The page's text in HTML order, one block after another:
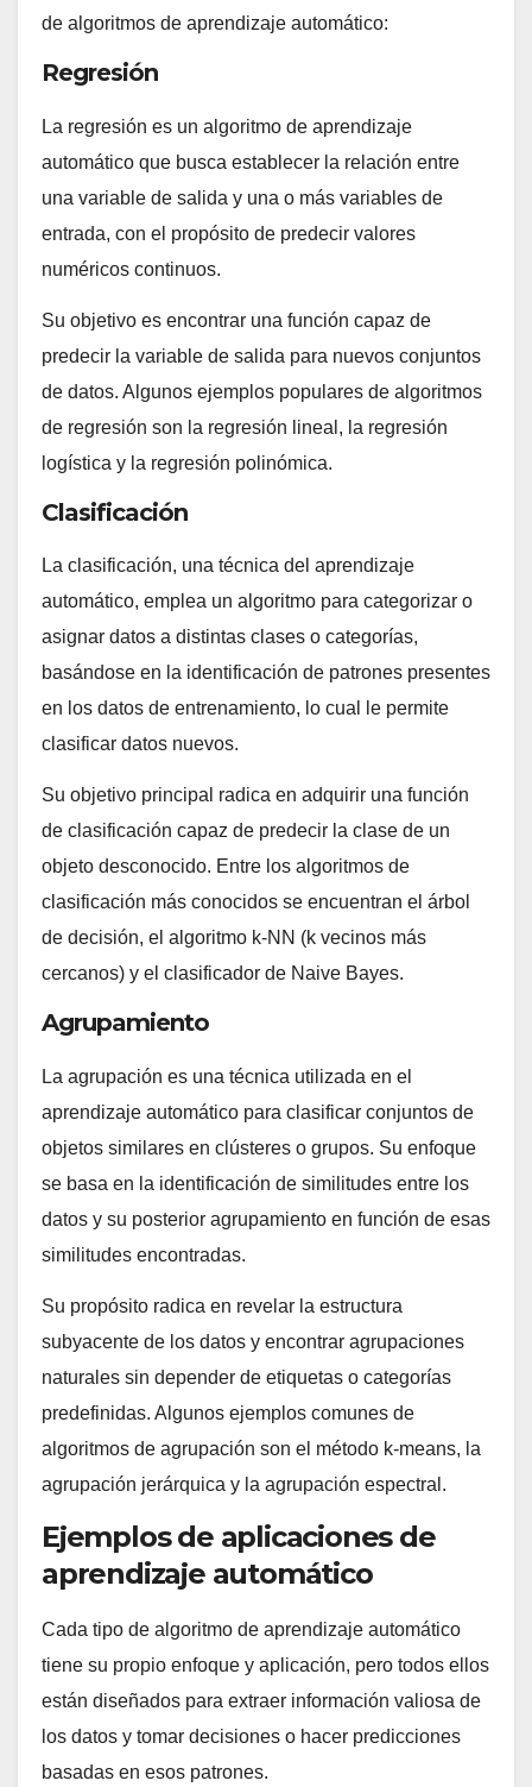
de algoritmos de aprendizaje automático:
Regresión
La regresión es un algoritmo de aprendizaje
automático que busca establecer la relación entre
una variable de salida y una o más variables de
entrada, con el propósito de predecir valores
numéricos continuos.
Su objetivo es encontrar una función capaz de
predecir la variable de salida para nuevos conjuntos
de datos. Algunos ejemplos populares de algoritmos
de regresión son la regresión lineal, la regresión
logística y la regresión polinómica.
Clasificación
La clasificación, una técnica del aprendizaje
automático, emplea un algoritmo para categorizar o
asignar datos a distintas clases o categorías,
basándose en la identificación de patrones presentes
en los datos de entrenamiento, lo cual le permite
clasificar datos nuevos.
Su objetivo principal radica en adquirir una función
de clasificación capaz de predecir la clase de un
objeto desconocido. Entre los algoritmos de
clasificación más conocidos se encuentran el árbol
de decisión, el algoritmo k-NN (k vecinos más
cercanos) y el clasificador de Naive Bayes.
Agrupamiento
La agrupación es una técnica utilizada en el
aprendizaje automático para clasificar conjuntos de
objetos similares en clústeres o grupos. Su enfoque
se basa en la identificación de similitudes entre los
datos y su posterior agrupamiento en función de esas
similitudes encontradas.
Su propósito radica en revelar la estructura
subyacente de los datos y encontrar agrupaciones
naturales sin depender de etiquetas o categorías
predefinidas. Algunos ejemplos comunes de
algoritmos de agrupación son el método k-means, la
agrupación jerárquica y la agrupación espectral.
Ejemplos de aplicaciones de
aprendizaje automático
Cada tipo de algoritmo de aprendizaje automático
tiene su propio enfoque y aplicación, pero todos ellos
están diseñados para extraer información valiosa de
los datos y tomar decisiones o hacer predicciones
basadas en esos patrones.